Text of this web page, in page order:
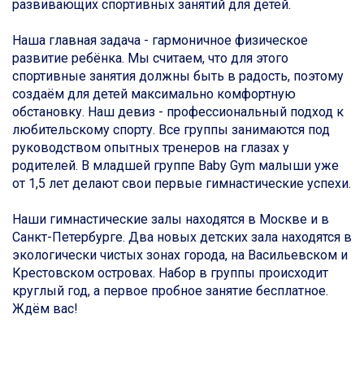
развивающих спортивных занятий для детей.
Наша главная задача - гармоничное физическое
развитие ребёнка. Мы считаем, что для этого
спортивные занятия должны быть в радость, поэтому
создаём для детей максимально комфортную
обстановку. Наш девиз - профессиональный подход к
любительскому спорту. Все группы занимаются под
руководством опытных тренеров на глазах у
родителей. В младшей группе Baby Gym малыши уже
от 1,5 лет делают свои первые гимнастические успехи.
Наши гимнастические залы находятся в Москве и в
Санкт-Петербурге. Два новых детских зала находятся в
экологически чистых зонах города, на Васильевском и
Крестовском островах. Набор в группы происходит
круглый год, а первое пробное занятие бесплатное.
Ждём вас!